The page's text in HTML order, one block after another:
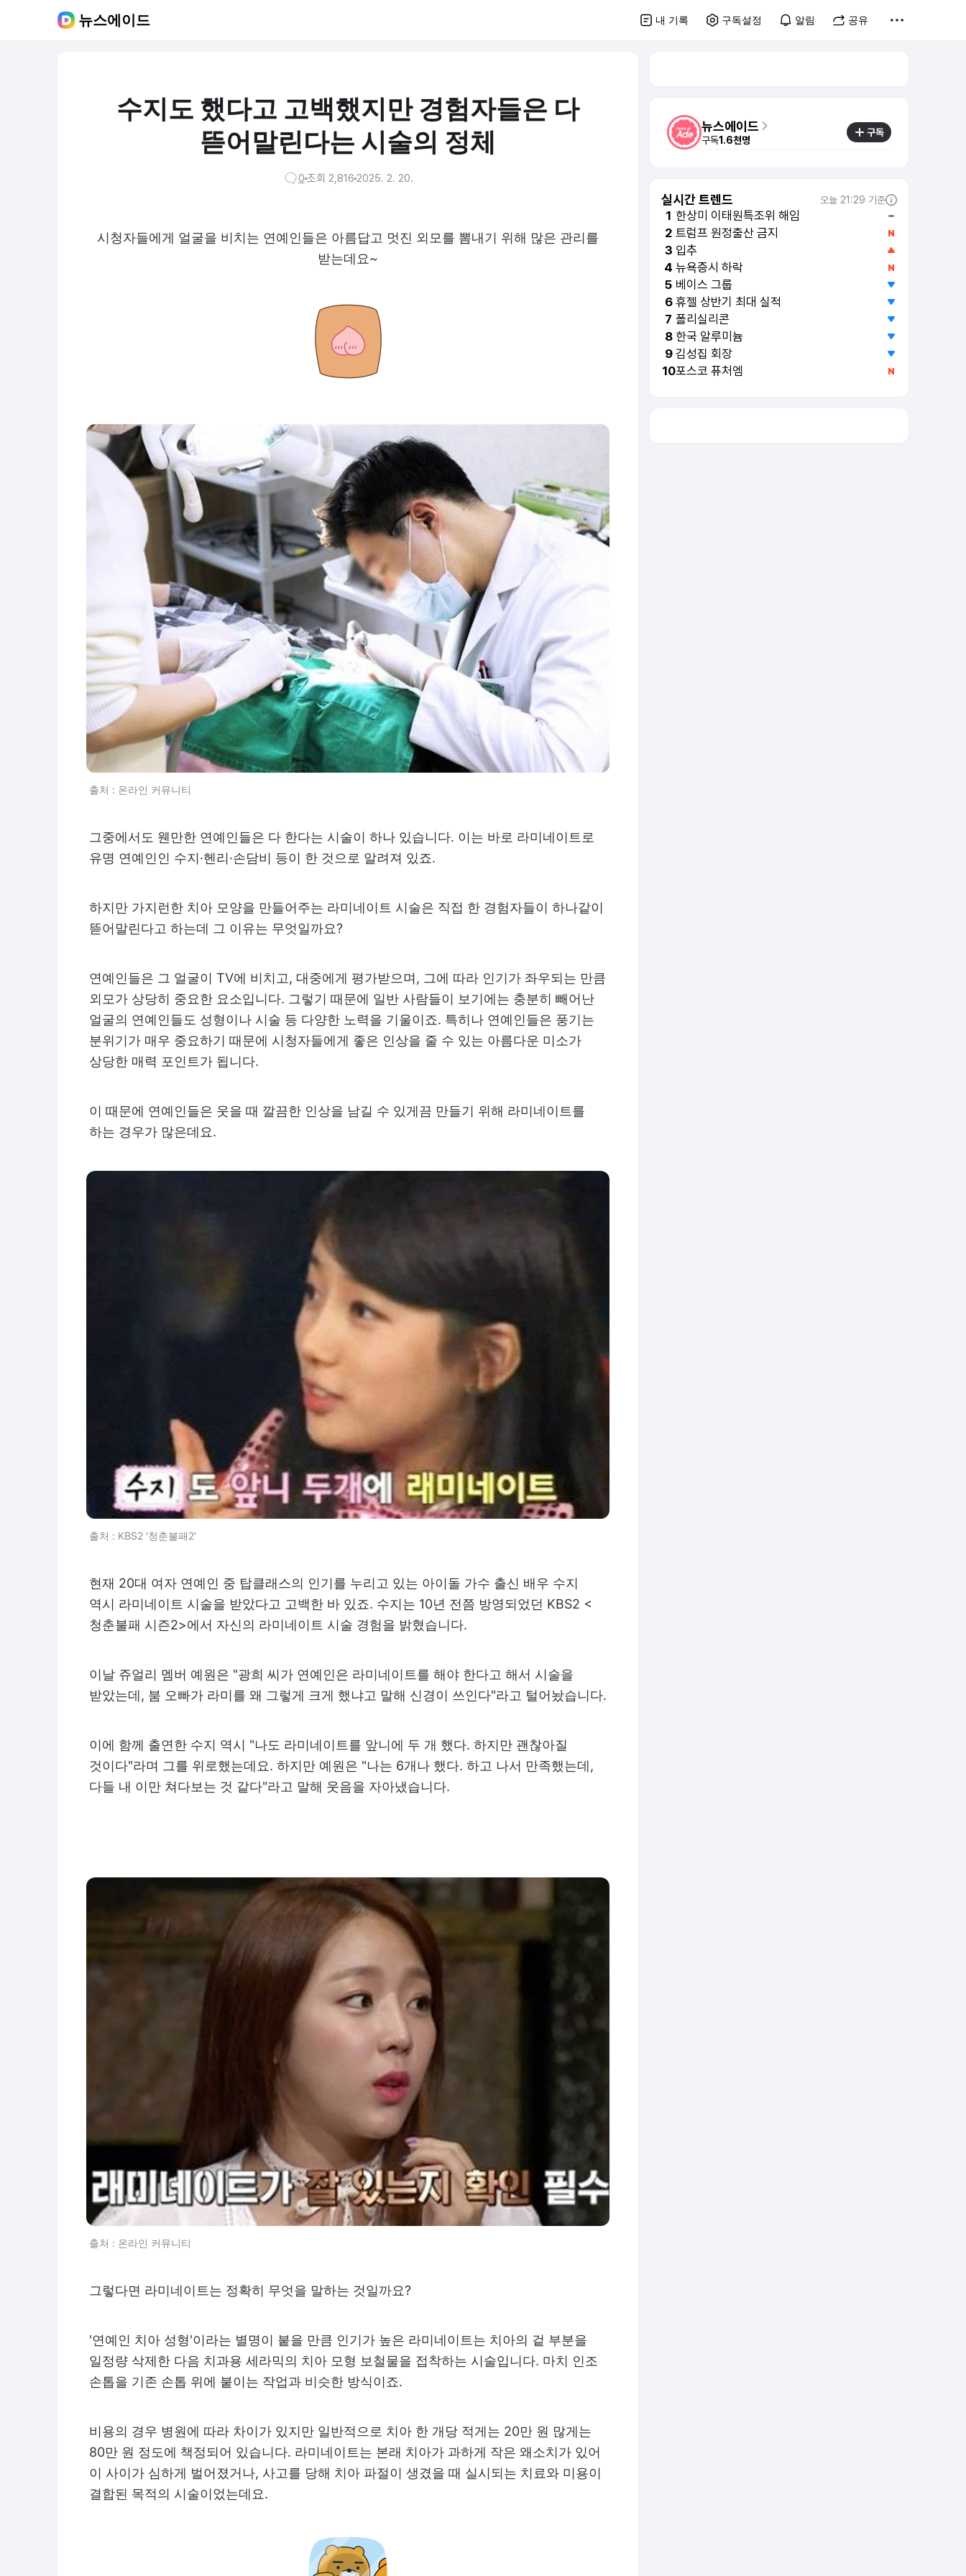
뉴스에이드 내 기록 구독설정 알림 공유
수지도 했다고 고백했지만 경험자들은 다
뜯어말린다는 시술의 정체
0조회 2,8162025. 2. 20.
시청자들에게 얼굴을 비치는 연예인들은 아름답고 멋진 외모를 뽐내기 위해 많은 관리를
받는데요~
출처 : 온라인 커뮤니티
그중에서도 웬만한 연예인들은 다 한다는 시술이 하나 있습니다. 이는 바로 라미네이트로
유명 연예인인 수지·헨리·손담비 등이 한 것으로 알려져 있죠.
하지만 가지런한 치아 모양을 만들어주는 라미네이트 시술은 직접 한 경험자들이 하나같이
뜯어말린다고 하는데 그 이유는 무엇일까요?
연예인들은 그 얼굴이 TV에 비치고, 대중에게 평가받으며, 그에 따라 인기가 좌우되는 만큼
외모가 상당히 중요한 요소입니다. 그렇기 때문에 일반 사람들이 보기에는 충분히 빼어난
얼굴의 연예인들도 성형이나 시술 등 다양한 노력을 기울이죠. 특히나 연예인들은 풍기는
분위기가 매우 중요하기 때문에 시청자들에게 좋은 인상을 줄 수 있는 아름다운 미소가
상당한 매력 포인트가 됩니다.
이 때문에 연예인들은 웃을 때 깔끔한 인상을 남길 수 있게끔 만들기 위해 라미네이트를
하는 경우가 많은데요.
출처 : KBS2 '청춘불패2'
현재 20대 여자 연예인 중 탑클래스의 인기를 누리고 있는 아이돌 가수 출신 배우 수지
역시 라미네이트 시술을 받았다고 고백한 바 있죠. 수지는 10년 전쯤 방영되었던 KBS2 <
청춘불패 시즌2>에서 자신의 라미네이트 시술 경험을 밝혔습니다.
이날 쥬얼리 멤버 예원은 "광희 씨가 연예인은 라미네이트를 해야 한다고 해서 시술을
받았는데, 붐 오빠가 라미를 왜 그렇게 크게 했냐고 말해 신경이 쓰인다"라고 털어놨습니다.
이에 함께 출연한 수지 역시 "나도 라미네이트를 앞니에 두 개 했다. 하지만 괜찮아질
것이다"라며 그를 위로했는데요. 하지만 예원은 "나는 6개나 했다. 하고 나서 만족했는데,
다들 내 이만 쳐다보는 것 같다"라고 말해 웃음을 자아냈습니다.
출처 : 온라인 커뮤니티
그렇다면 라미네이트는 정확히 무엇을 말하는 것일까요?
'연예인 치아 성형'이라는 별명이 붙을 만큼 인기가 높은 라미네이트는 치아의 겉 부분을
일정량 삭제한 다음 치과용 세라믹의 치아 모형 보철물을 접착하는 시술입니다. 마치 인조
손톱을 기존 손톱 위에 붙이는 작업과 비슷한 방식이죠.
비용의 경우 병원에 따라 차이가 있지만 일반적으로 치아 한 개당 적게는 20만 원 많게는
80만 원 정도에 책정되어 있습니다. 라미네이트는 본래 치아가 과하게 작은 왜소치가 있어
이 사이가 심하게 벌어졌거나, 사고를 당해 치아 파절이 생겼을 때 실시되는 치료와 미용이
결합된 목적의 시술이었는데요.
뉴스에이드
구독1.6천명
구독
실시간 트렌드 오늘 21:29 기준
1 한상미 이태원특조위 해임
2 트럼프 원정출산 금지
3 입추
4 뉴욕증시 하락
5 베이스 그룹
6 휴젤 상반기 최대 실적
7 폴리실리콘
8 한국 알루미늄
9 김성집 회장
10포스코 퓨처엠